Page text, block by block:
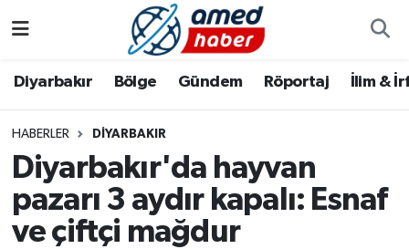
Diyarbakır Bölge Gündem Röportaj İlim &
HABERLER DIYARBAKIR
Diyarbakır'da hayvan
pazarı 3 aydır kapalı: Esnaf
ve çiftçi mağdur
Bölge
Röportaj
Foto Galeri
Aile
Asayiş
Bilim & Teknoloji
Diyarbakır Hava Durumu
Diyarbakır Namaz Vakitleri
Diyarbakır Trafik Yoğunluk Haritası